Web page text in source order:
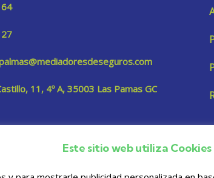
11, 4º A, 35003 Las Pamas GC
Este sitio web utiliza Cookies